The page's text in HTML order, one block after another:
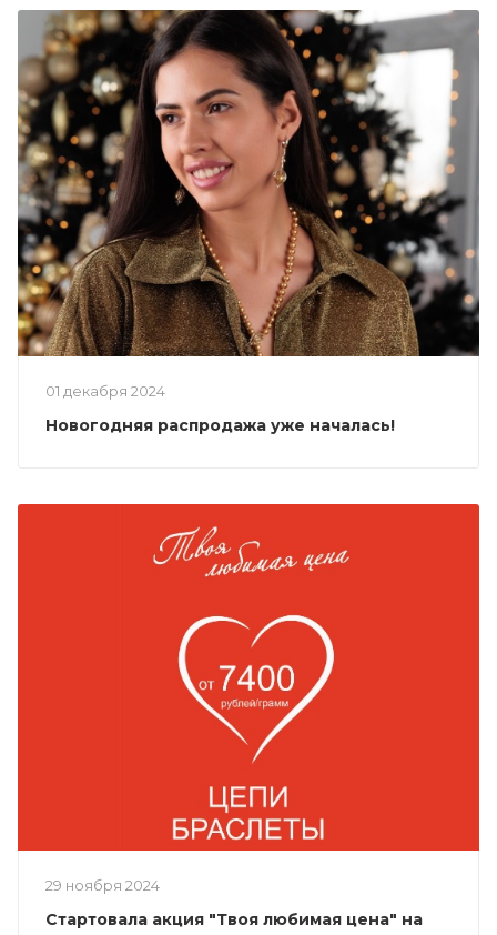
01 декабря 2024
Новогодняя распродажа уже началась!
29 ноября 2024
Стартовала акция "Твоя любимая цена" на